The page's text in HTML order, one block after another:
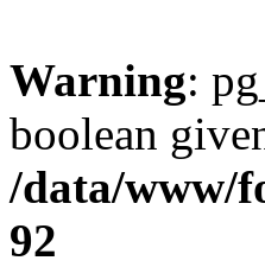
Warning:
boolean
/data/www/
92